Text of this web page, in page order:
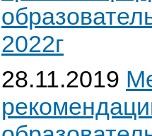
2022г
28.11.2019